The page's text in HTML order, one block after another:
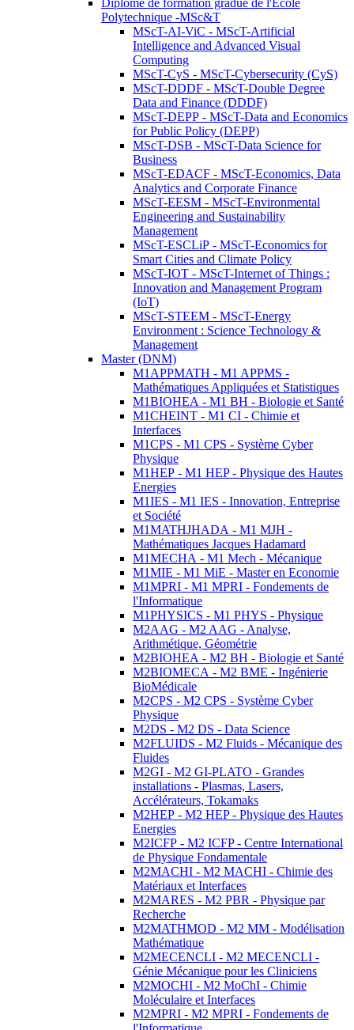
Diplôme de formation gradué de l'Ecole
Polytechnique -MSc&T
MScT-AI-ViC - MScT-Artificial
Intelligence and Advanced Visual
Computing
MScT-CyS - MScT-Cybersecurity (CyS)
MScT-DDDF - MScT-Double Degree
Data and Finance (DDDF)
MScT-DEPP - MScT-Data and Economics
for Public Policy (DEPP)
MScT-DSB - MScT-Data Science for
Business
MScT-EDACF - MScT-Economics, Data
Analytics and Corporate Finance
MScT-EESM - MScT-Environmental
Engineering and Sustainability
Management
MScT-ESCLiP - MScT-Economics for
Smart Cities and Climate Policy
MScT-IOT - MScT-Internet of Things :
Innovation and Management Program
(IoT)
MScT-STEEM - MScT-Energy
Environment : Science Technology &
Management
Master (DNM)
M1APPMATH - M1 APPMS -
Mathématiques Appliquées et Statistiques
M1BIOHEA - M1 BH - Biologie et Santé
M1CHEINT - M1 CI - Chimie et
Interfaces
M1CPS - M1 CPS - Système Cyber
Physique
M1HEP - M1 HEP - Physique des Hautes
Energies
M1IES - M1 IES - Innovation, Entreprise
et Société
M1MATHJHADA - M1 MJH -
Mathématiques Jacques Hadamard
M1MECHA - M1 Mech - Mécanique
M1MIE - M1 MiE - Master en Economie
M1MPRI - M1 MPRI - Fondements de
l'Informatique
M1PHYSICS - M1 PHYS - Physique
M2AAG - M2 AAG - Analyse,
Arithmétique, Géométrie
M2BIOHEA - M2 BH - Biologie et Santé
M2BIOMECA - M2 BME - Ingénierie
BioMédicale
M2CPS - M2 CPS - Système Cyber
Physique
M2DS - M2 DS - Data Science
M2FLUIDS - M2 Fluids - Mécanique des
Fluides
M2GI - M2 GI-PLATO - Grandes
installations - Plasmas, Lasers,
Accélérateurs, Tokamaks
M2HEP - M2 HEP - Physique des Hautes
Energies
M2ICFP - M2 ICFP - Centre International
de Physique Fondamentale
M2MACHI - M2 MACHI - Chimie des
Matériaux et Interfaces
M2MARES - M2 PBR - Physique par
Recherche
M2MATHMOD - M2 MM - Modélisation
Mathématique
M2MECENCLI - M2 MECENCLI -
Génie Mécanique pour les Cliniciens
M2MOCHI - M2 MoChI - Chimie
Moléculaire et Interfaces
M2MPRI - M2 MPRI - Fondements de